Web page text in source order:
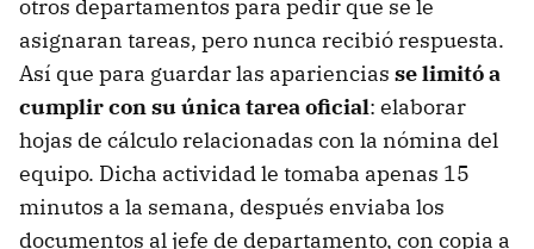
otros departamentos para pedir que se le
asignaran tareas, pero nunca recibió respuesta.
Así que para guardar las apariencias se limitó a
cumplir con su única tarea oficial: elaborar
hojas de cálculo relacionadas con la nómina del
equipo. Dicha actividad le tomaba apenas 15
minutos a la semana, después enviaba los
documentos al jefe de departamento, con copia a